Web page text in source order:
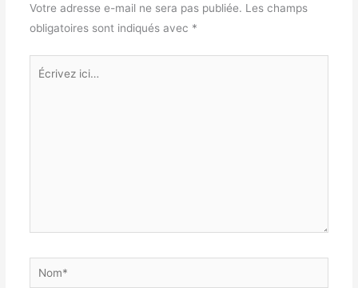
Votre adresse e-mail ne sera pas publiée. Les champs
obligatoires sont indiqués avec *
Écrivez
Nom*